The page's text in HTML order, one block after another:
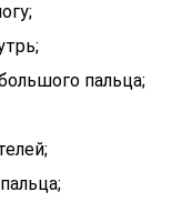
пальца;